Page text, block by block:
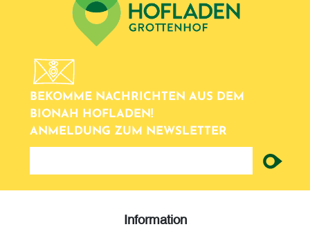
BEKOMME NACHRICHTEN AUS DEM
BIONAH HOFLADEN!
ANMELDUNG ZUM NEWSLETTER
newsletter
Information